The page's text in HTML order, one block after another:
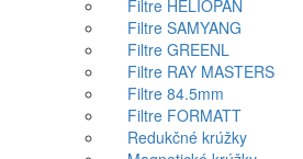
Filtre HELIOPAN
Filtre SAMYANG
Filtre GREENL
Filtre RAY MASTERS
Filtre 84.5mm
Filtre FORMATT
Redukčné krúžky